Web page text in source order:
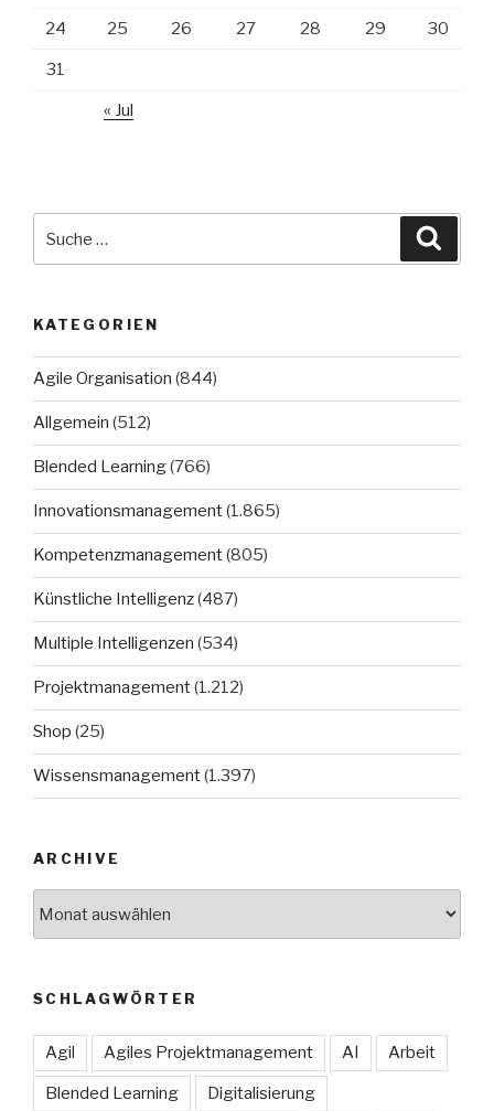
24 25 26 27 28 29 30
31
« Jul
nach:
KATEGORIEN
Agile Organisation (844)
Allgemein (512)
Blended Learning(766)
Innovationsmanagement(1.865)
Kompetenzmanagement(805)
Künstliche Intelligenz(487)
Multiple Intelligenzen (534)
Projektmanagement(1.212)
Shop (25)
Wissensmanagement(1.397)
ARCHIVE
SCHLAGWÖRTER
Agil Agiles Projektmanagement AI Arbeit
Blended Learning Digitalisierung